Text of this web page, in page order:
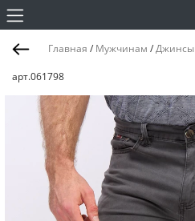
Главная / Мужчинам /Джинсы
арт.061798